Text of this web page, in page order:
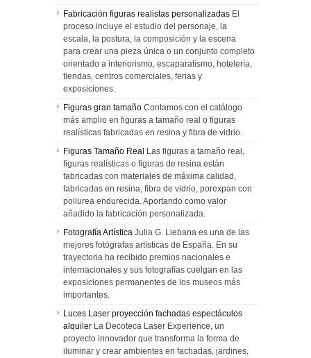
Fabricación figuras realistas personalizadas El
proceso incluye el estudio del personaje, la
escala, la postura, la composición y la escena
para crear una pieza única o un conjunto completo
orientado a interiorismo, escaparatismo, hotelería,
tiendas, centros comerciales, ferias y
exposiciones.
Figuras gran tamaño Contamos con el catálogo
más amplio en figuras a tamaño real o figuras
realísticas fabricadas en resina y fibra de vidrio.
Figuras Tamaño Real Las figuras a tamaño real,
figuras realísticas o figuras de resina están
fabricadas con materiales de máxima calidad,
fabricadas en resina, fibra de vidrio, porexpan con
poliurea endurecida. Aportando como valor
añadido la fabricación personalizada.
Fotografía Artística Julia G. Liebana es una de las
mejores fotógrafas artísticas de España. En su
trayectoria ha recibido premios nacionales e
internacionales y sus fotografías cuelgan en las
exposiciones permanentes de los museos más
importantes.
Luces Laser proyección fachadas espectáculos
alquiler La Decoteca Laser Experience, un
proyecto innovador que transforma la forma de
iluminar y crear ambientes en fachadas, jardines,